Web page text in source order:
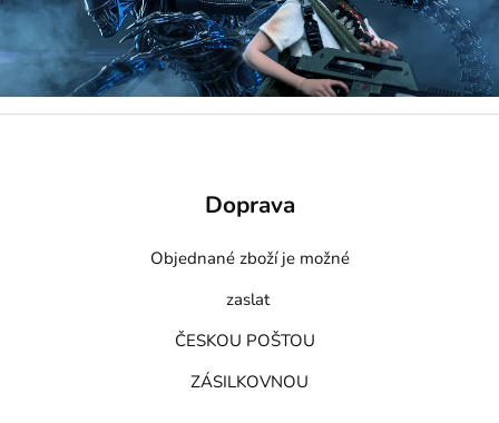
Doprava
Objednané zboží je možné
zaslat
ČESKOU POŠTOU
ZÁSILKOVNOU